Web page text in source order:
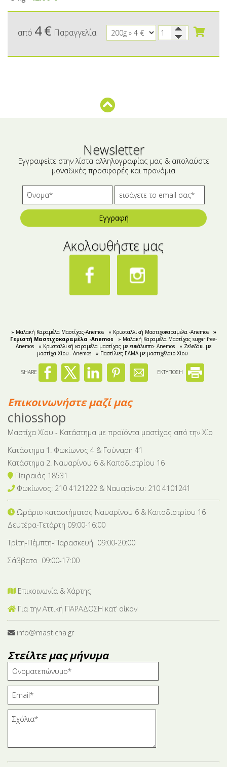
Set Καλλυντικών
Τουρσιά
Αλάτι
Αλίπαστα Ψαρικά
Διάφορα
Έτοιμα Μείγματα
από 4€ Παραγγελία
Newsletter
Εγγραφείτε στην λίστα αλληλογραφίας μας & απολαύστε
μοναδικές προσφορές και προνόμια
Εγγραφή
Ακολουθήστε μας
» Μαλακή Καραμέλα Μαστίχας-Anemos » Κρυσταλλική Μαστιχοκαραμέλα -Anemos
»
Γεμιστή Mαστιχοκαραμέλα -Anemos
» Μαλακή Καραμέλα Μαστίχας sugar free-
Anemos
» Κρυσταλλική καραμέλα μαστίχας με ευκάλυπτο- Anemos
» Ζελεδάκι με
μαστίχα Χίου - Anemos
» Παστίλιες ΕΛΜΑ με μαστιχέλαιο Χίου
SHARE ΕΚΤΥΠΩΣΗ
Επικοινωνήστε μαζί μας
chiosshop
Μαστίχα Χίου - Κατάστημα με προϊόντα μαστίχας από την Χίο
Κατάστημα 1. Φωκίωνος 4 & Γούναρη 41
Κατάστημα 2. Ναυαρίνου 6 & Καποδιστρίου 16
Πειραιάς 18531
Φωκίωνος: 210 4121222 & Nαυαρίνου: 210 4101241
Ωράριο καταστήματος Ναυαρίνου 6 & Καποδιστρίου 16
Δευτέρα-Tετάρτη 09:00-16:00
Τρίτη-Πέμπτη-Παρασκευή 09:00-20:00
Σάββατο 09:00-17:00
Επικοινωνία & Χάρτης
Για την Αττική ΠΑΡΑΔΟΣΗ κατ’ οίκον
info@masticha.gr
Στείλτε μας μήνυμα